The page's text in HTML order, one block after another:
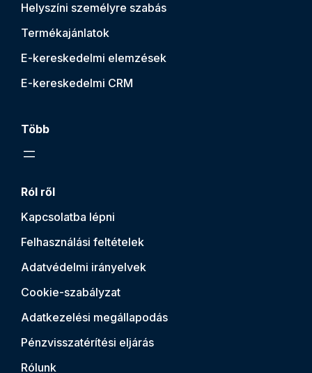
Helyszíni személyre szabás
Termékajánlatok
E-kereskedelmi elemzések
E-kereskedelmi CRM
Több
Ról ről
Kapcsolatba lépni
Felhasználási feltételek
Adatvédelmi irányelvek
Cookie-szabályzat
Adatkezelési megállapodás
Pénzvisszatérítési eljárás
Rólunk